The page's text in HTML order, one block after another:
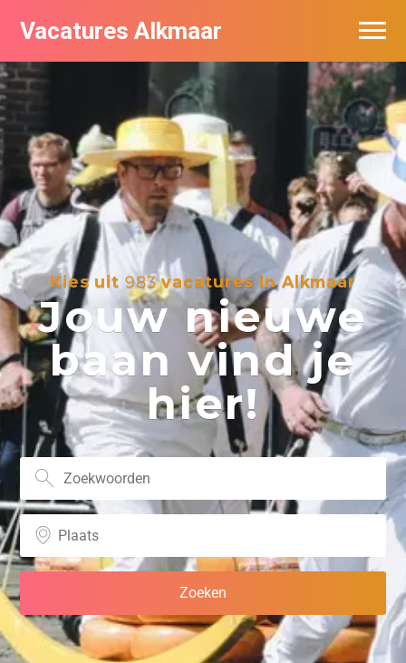
Vacatures Alkmaar
Kies uit 983vacatures in Alkmaar
Jouw nieuwe
baan vind je
hier!
Vacatures per bedrijf
Nieuwsbrief feed